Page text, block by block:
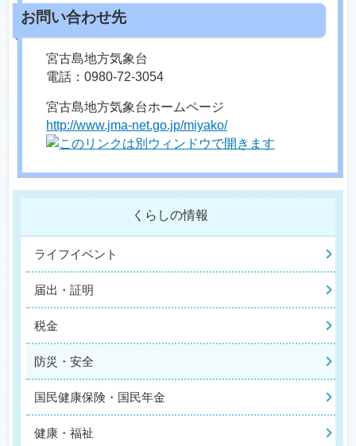
宮古島地方気象台
電話：0980-72-3054
宮古島地方気象台ホームページ
http://www.jma-net.go.jp/miyako/
くらしの情報
ライフイベント
届出・証明
税金
防災・安全
国民健康保険・国民年金
健康・福祉